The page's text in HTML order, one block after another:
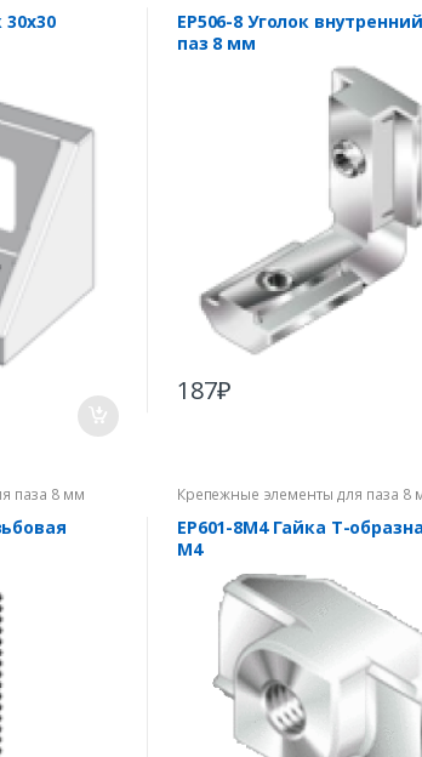
30х30
EP506-8 Уголок
паз 8 мм
187₽
паза 8 мм Крепежные элементы для паза 8
EP601-8M4 Гайка Т-
М4